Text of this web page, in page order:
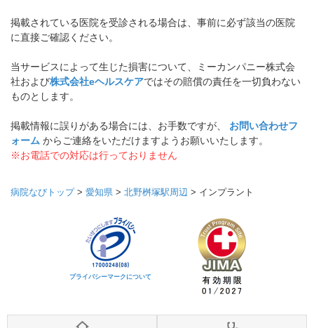
掲載されている医院を受診される場合は、事前に必ず該当の医院
に直接ご確認ください。
当サービスによって生じた損害について、ミーカンパニー株式会
社および株式会社eヘルスケアではその賠償の責任を一切負わない
ものとします。
掲載情報に誤りがある場合には、お手数ですが、 お問い合わせフ
ォーム からご連絡をいただけますようお願いいたします。
※お電話での対応は行っておりません
病院なびトップ> 愛知県 > 北野桝塚駅周辺 > インプラント
プライバシーマークについて